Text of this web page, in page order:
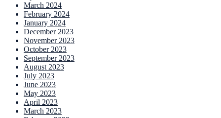
March 2024
February 2024
January 2024
December 2023
November 2023
October 2023
September 2023
August 2023
July 2023
June 2023
May 2023
April 2023
March 2023